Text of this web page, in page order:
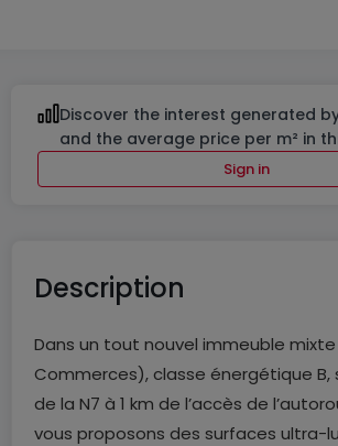
Discover the interest generated
and the average price per m² in
Sign in
Description
Dans un tout nouvel immeuble mixte
Commerces), classe énergétique B,
de la N7 à 1 km de l’accès de
vous proposons des surfaces ultra-